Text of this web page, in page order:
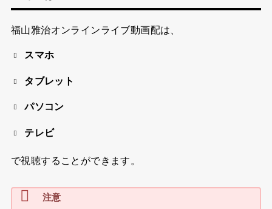
福山雅治オンラインライブ動画配は、
スマホ
タブレット
パソコン
テレビ
で視聴することができます。
注意